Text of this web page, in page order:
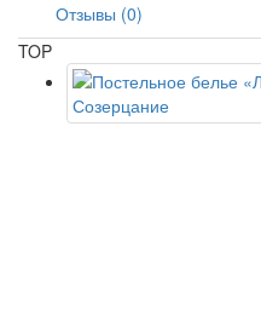
Отзывы (0)
TOP